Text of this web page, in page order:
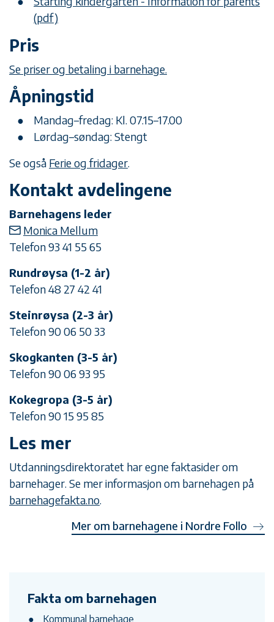
(pdf)
Pris
Se priser og betaling i barnehage.
Åpningstid
Mandag–fredag: Kl. 07.15–17.00
Lørdag–søndag: Stengt
Se også Ferie og fridager.
Kontakt avdelingene
Barnehagens leder
Monica Mellum
Telefon 93 41 55 65
Rundrøysa (1-2 år)
Telefon 48 27 42 41
Steinrøysa (2-3 år)
Telefon 90 06 50 33
Skogkanten (3-5 år)
Telefon 90 06 93 95
Kokegropa (3-5 år)
Telefon 90 15 95 85
Les mer
Utdanningsdirektoratet har egne faktasider om
barnehager. Se mer informasjon om barnehagen på
barnehagefakta.no.
Mer om barnehagene i Nordre Follo
Fakta om barnehagen
Kommunal barnehage